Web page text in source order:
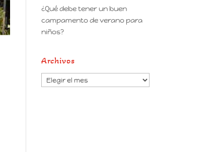
¿Qué debe tener un buen
campamento de verano para
niños?
Archivos
Archivos